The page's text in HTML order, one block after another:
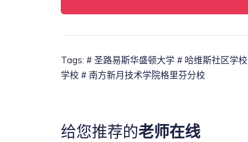
Tags: # 圣路易斯华盛顿大学 # 哈维斯社区学校
学校 # 南方新月技术学院格里芬分校
给您推荐的老师在线